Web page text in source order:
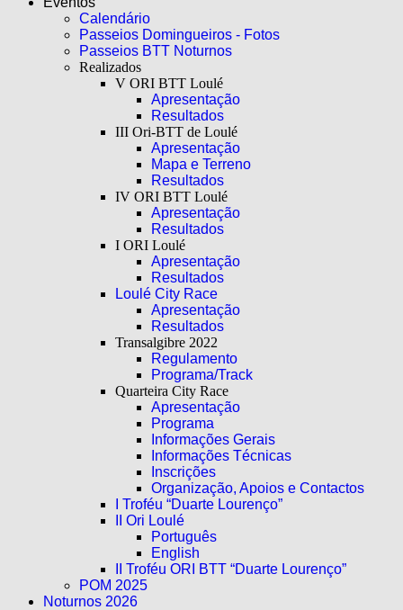
Calendário
Passeios Domingueiros - Fotos
Passeios BTT Noturnos
Realizados
V ORI BTT Loulé
Apresentação
Resultados
III Ori-BTT de Loulé
Apresentação
Mapa e Terreno
Resultados
IV ORI BTT Loulé
Apresentação
Resultados
I ORI Loulé
Apresentação
Resultados
Loulé City Race
Apresentação
Resultados
Transalgibre 2022
Regulamento
Programa/Track
Quarteira City Race
Apresentação
Programa
Informações Gerais
Informações Técnicas
Inscrições
Organização, Apoios e Contactos
I Troféu “Duarte Lourenço”
II Ori Loulé
Português
English
II Troféu ORI BTT “Duarte Lourenço”
POM 2025
Noturnos 2026